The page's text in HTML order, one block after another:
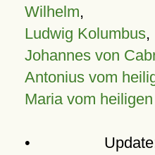
Wilhelm,
Ludwig Kolumbus,
Johannes von
Antonius vom
Maria vom
•